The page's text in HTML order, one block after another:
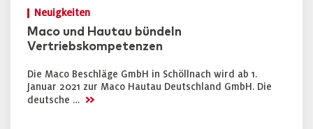
Neuigkeiten
Maco und Hautau bündeln
Vertriebskompetenzen
Die Maco Beschläge GmbH in Schöllnach wird ab 1.
Januar 2021 zur Maco Hautau Deutschland GmbH. Die
deutsche … >>